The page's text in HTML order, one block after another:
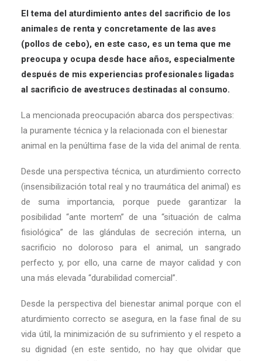
El tema del aturdimiento antes del sacrificio de los
animales de renta y concretamente de las aves
(pollos de cebo), en este caso, es un tema que me
preocupa y ocupa desde hace años, especialmente
después de mis experiencias profesionales ligadas
al sacrificio de avestruces destinadas al consumo.
La mencionada preocupación abarca dos perspectivas:
la puramente técnica y la relacionada con el bienestar
animal en la penúltima fase de la vida del animal de renta.
Desde una perspectiva técnica, un aturdimiento correcto
(insensibilización total real y no traumática del animal) es
de suma importancia, porque puede garantizar la
posibilidad “ante mortem” de una “situación de calma
fisiológica” de las glándulas de secreción interna, un
sacrificio no doloroso para el animal, un sangrado
perfecto y, por ello, una carne de mayor calidad y con
una más elevada “durabilidad comercial”.
Desde la perspectiva del bienestar animal porque con el
aturdimiento correcto se asegura, en la fase final de su
vida útil, la minimización de su sufrimiento y el respeto a
su dignidad (en este sentido, no hay que olvidar que